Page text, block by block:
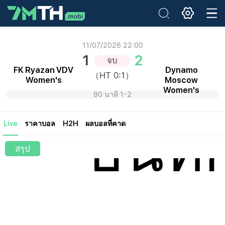
รหัสผ่านเดิม:
รหัสผ่านใหม่:
บันทึ
FK Ryazan VDV
Women's
11/07/2026 22:00
1
จบ
（HT 0:1）
2
90 นาที 1-2
Dynamo
Moscow
Women's
Live ราคาบอล H2H ผลบอลที่คาด
สรุป